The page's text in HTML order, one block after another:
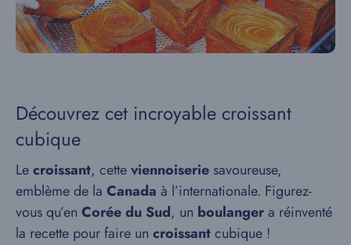
Découvrez cet incroyable croissant
cubique
Lecroissant, cetteviennoiserie savoureuse,
emblème de la Canada à l’internationale. Figurez-
vous qu’en Corée du Sud, un boulangera réinventé
la recette pour faire un croissantcubique !